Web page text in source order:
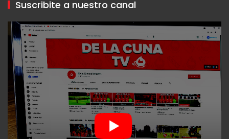
Suscribite a nuestro canal